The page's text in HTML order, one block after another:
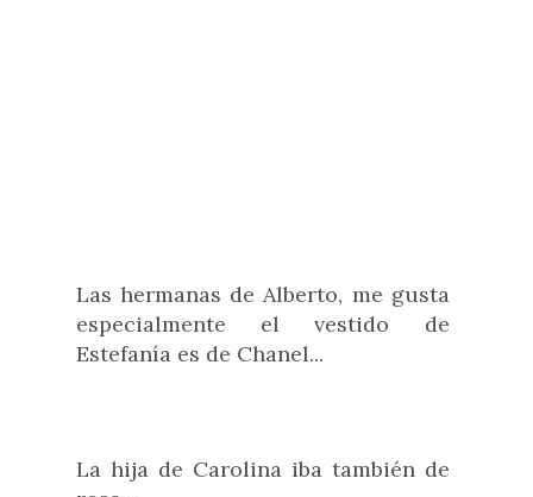
Las hermanas de Alberto, me gusta
especialmente el vestido de
Estefanía es de Chanel...
La hija de Carolina iba también de